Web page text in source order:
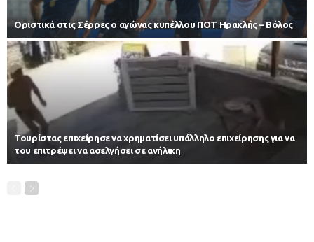
Οριστικά στις Σέρρες ο αγώνας κυπέλλου ΠΟΤ Ηρακλής – Βόλος
Τουρίστας επιχείρησε να χρηματίσει υπάλληλο επιχείρησης για να
του επιτρέψει να ασελγήσει σε ανήλικη